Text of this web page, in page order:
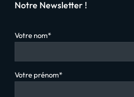
Notre Newsletter !
Votre nom*
Votre prénom*